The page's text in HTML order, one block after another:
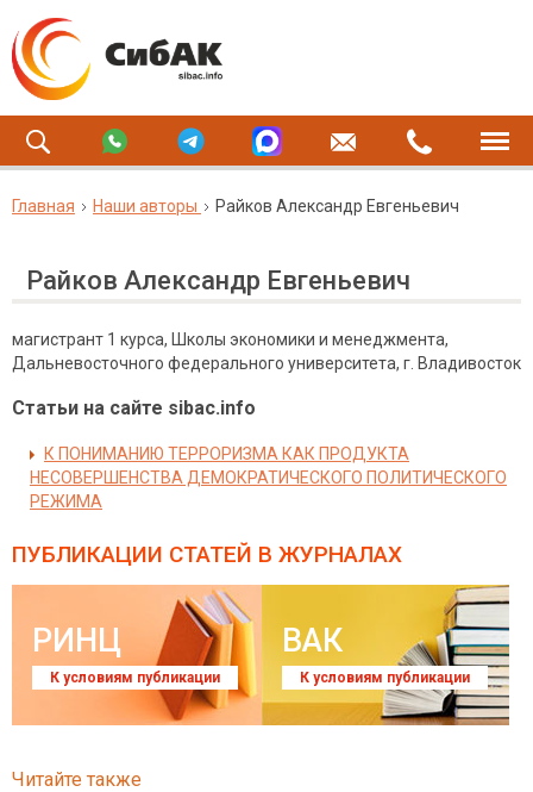
Главная Наши авторы Райков Александр Евгеньевич
Райков Александр Евгеньевич
магистрант 1 курса, Школы экономики и менеджмента,
Дальневосточного федерального университета, г. Владивосток
Статьи на сайте sibac.info
К ПОНИМАНИЮ ТЕРРОРИЗМА КАК ПРОДУКТА
НЕСОВЕРШЕНСТВА ДЕМОКРАТИЧЕСКОГО ПОЛИТИЧЕСКОГО
РЕЖИМА
ПУБЛИКАЦИИ СТАТЕЙ В ЖУРНАЛАХ
РИНЦ
К условиям публикации
ВАК
К условиям публикации
Читайте также